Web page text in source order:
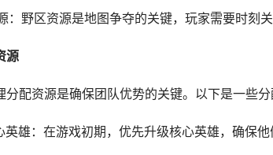
：野区资源是地图争夺的关键，玩家需要时刻
源
分配资源是确保团队优势的关键。以下是一些分
英雄：在游戏初期，优先升级核心英雄，确保他